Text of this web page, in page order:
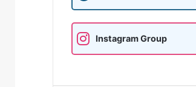
Instagram Group